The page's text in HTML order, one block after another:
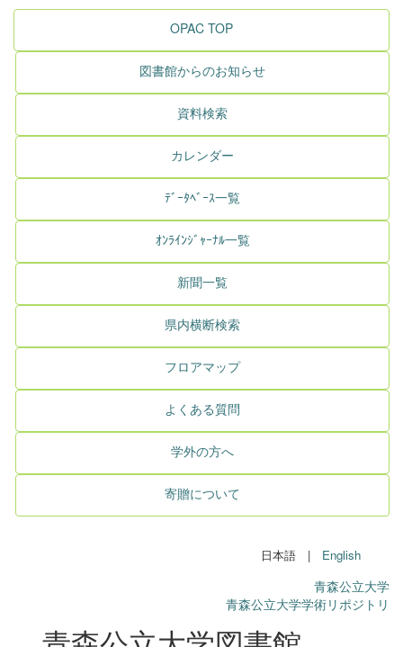
OPAC TOP
図書館からのお知らせ
資料検索
カレンダー
ﾃﾞｰﾀﾍﾞｰｽ一覧
ｵﾝﾗｲﾝｼﾞｬｰﾅﾙ一覧
新聞一覧
県内横断検索
フロアマップ
よくある質問
学外の方へ
寄贈について
日本語 | English
青森公立大学
青森公立大学学術リポジトリ